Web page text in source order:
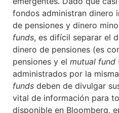
fondos administran dinero
de pensiones y dinero
funds, es difícil separar el
dinero de pensiones (es
pensiones y el mutual fund
administrados por la
funds deben de divulgar
vital de información para
disponible en Bloomberg,